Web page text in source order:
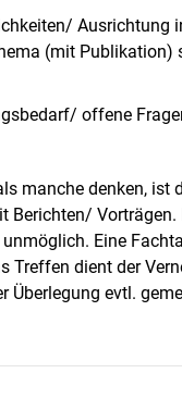
Ausrichtung
(mit Publikation)
offene
manche denken, ist
Berichten/ Vorträgen.
Eine
Treffen dient der
Überlegung evtl.